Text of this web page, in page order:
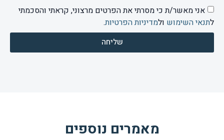
אני מאשר/ת כי מסרתי את הפרטים מרצוני, קראתי והסכמתי
לתנאי השימוש ולמדיניות הפרטיות.
שליחה
מאמרים נוספים